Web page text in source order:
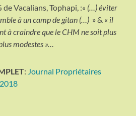
Vacalians, Tophapi, :« (…) éviter
à un camp de gitan (…) » & « il
à craindre que le CHM ne soit plus
modestes »…
: Journal Propriétaires